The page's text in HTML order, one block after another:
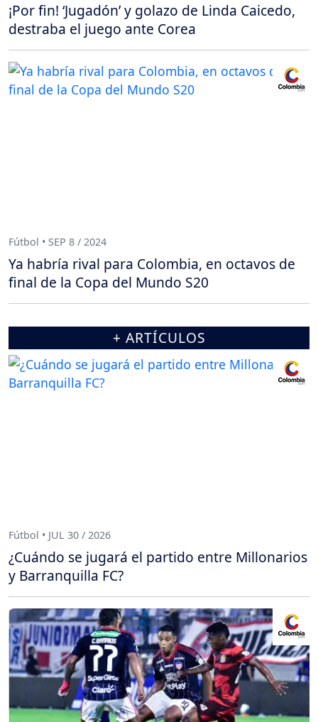
¡Por fin! ‘Jugadón’ y golazo de Linda Caicedo,
destraba el juego ante Corea
Fútbol • SEP 8 / 2024
Ya habría rival para Colombia, en octavos de
final de la Copa del Mundo S20
+ ARTÍCULOS
Fútbol • JUL 30 / 2026
¿Cuándo se jugará el partido entre Millonarios
y Barranquilla FC?